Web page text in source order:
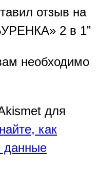
отзыв на
2 в 1”
необходимо
для
как
данные